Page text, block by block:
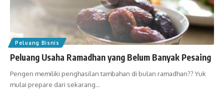
Peluang Bisnis
Peluang Usaha Ramadhan yang Belum Banyak Pesaing
Pengen memiliki penghasilan tambahan di bulan ramadhan?? Yuk
mulai prepare dari sekarang…